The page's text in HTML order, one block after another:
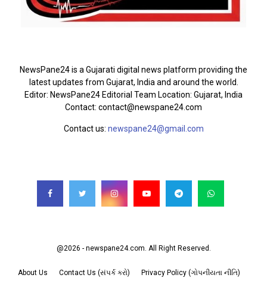
NewsPane24 is a Gujarati digital news platform providing the
latest updates from Gujarat, India and around the world.
Editor: NewsPane24 Editorial Team Location: Gujarat, India
Contact: contact@newspane24.com
Contact us: newspane24@gmail.com
@2026 - newspane24.com. All Right Reserved.
About Us Contact Us (સંપર્ક કરો) Privacy Policy (ગોપનીયતા નીતિ)